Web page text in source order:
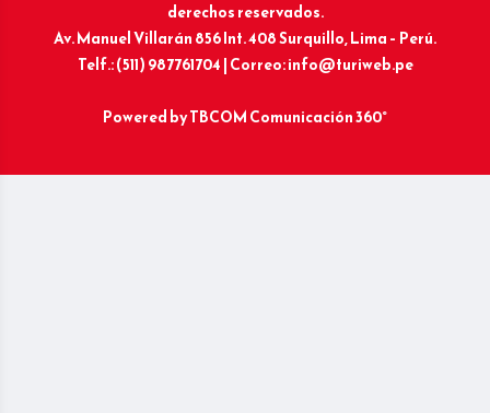
derechos reservados.
Av. Manuel Villarán 856 Int. 408 Surquillo, Lima – Perú.
Telf.: (511) 987761704 | Correo: info@turiweb.pe
Powered byTBCOM Comunicación 360°